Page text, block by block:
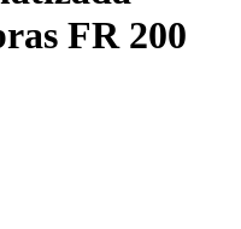
FR 200